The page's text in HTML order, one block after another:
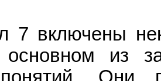
7 включены
из
Они